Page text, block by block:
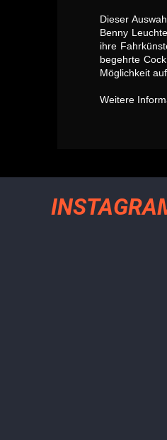
Dieser
Benny
ihre
begehrte
Möglichkeit
Weitere